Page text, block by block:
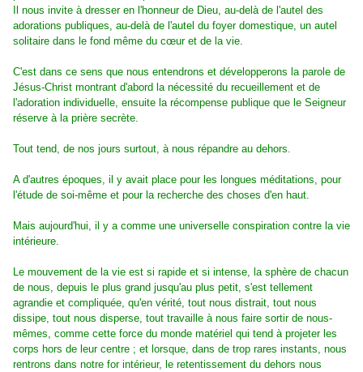
Il nous invite à dresser en l'honneur de Dieu, au-delà de l'autel des
adorations publiques, au-delà de l'autel du foyer domestique, un autel
solitaire dans le fond même du cœur et de la vie.
C'est dans ce sens que nous entendrons et développerons la parole de
Jésus-Christ montrant d'abord la nécessité du recueillement et de
l'adoration individuelle, ensuite la récompense publique que le Seigneur
réserve à la prière secrète.
Tout tend, de nos jours surtout, à nous répandre au dehors.
A d'autres époques, il y avait place pour les longues méditations, pour
l'étude de soi-même et pour la recherche des choses d'en haut.
Mais aujourd'hui, il y a comme une universelle conspiration contre la vie
intérieure.
Le mouvement de la vie est si rapide et si intense, la sphère de chacun
de nous, depuis le plus grand jusqu'au plus petit, s'est tellement
agrandie et compliquée, qu'en vérité, tout nous distrait, tout nous
dissipe, tout nous disperse, tout travaille à nous faire sortir de nous-
mêmes, comme cette force du monde matériel qui tend à projeter les
corps hors de leur centre ; et lorsque, dans de trop rares instants, nous
rentrons dans notre for intérieur, le retentissement du dehors nous